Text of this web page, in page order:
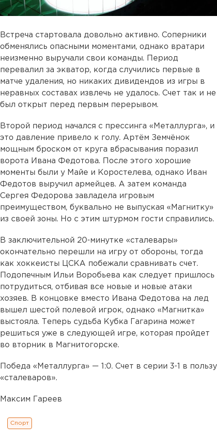
Встреча стартовала довольно активно. Соперники
обменялись опасными моментами, однако вратари
неизменно выручали свои команды. Период
перевалил за экватор, когда случились первые в
матче удаления, но никаких дивидендов из игры в
неравных составах извлечь не удалось. Счет так и не
был открыт перед первым перерывом.
Второй период начался с прессинга «Металлурга», и
это давление привело к голу. Артём Земчёнок
мощным броском от круга вбрасывания поразил
ворота Ивана Федотова. После этого хорошие
моменты были у Майе и Коростелева, однако Иван
Федотов выручил армейцев. А затем команда
Сергея Федорова завладела игровым
преимуществом, буквально не выпуская «Магнитку»
из своей зоны. Но с этим штурмом гости справились.
В заключительной 20-минутке «сталевары»
окончательно перешли на игру от обороны, тогда
как хоккеисты ЦСКА побежали сравнивать счет.
Подопечным Ильи Воробьева как следует пришлось
потрудиться, отбивая все новые и новые атаки
хозяев. В концовке вместо Ивана Федотова на лед
вышел шестой полевой игрок, однако «Магнитка»
выстояла. Теперь судьба Кубка Гагарина может
решиться уже в следующей игре, которая пройдет
во вторник в Магнитогорске.
Победа «Металлурга» — 1:0. Счет в серии 3-1 в пользу
«сталеваров».
Максим Гареев
Спорт